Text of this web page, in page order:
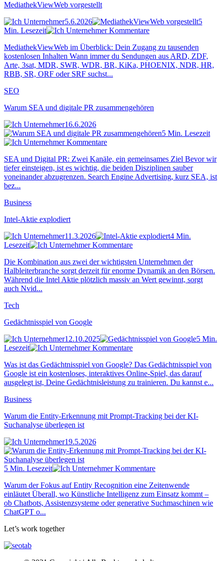
MediathekViewWeb vorgestellt
5.6.2026
5
Min. Lesezeit
Kommentare
MediathekViewWeb im Überblick: Dein Zugang zu tausenden
kostenlosen Inhalten Wann immer du Sendungen aus ARD, ZDF,
Arte, 3sat, MDR, SWR, WDR, BR, KiKa, PHOENIX, NDR, HR,
RBB, SR, ORF oder SRF suchst...
SEO
Warum SEA und digitale PR zusammengehören
16.6.2026
5 Min. Lesezeit
Kommentare
SEA und Digital PR: Zwei Kanäle, ein gemeinsames Ziel Bevor wir
tiefer einsteigen, ist es wichtig, die beiden Disziplinen sauber
voneinander abzugrenzen. Search Engine Advertising, kurz SEA, ist
bez...
Business
Intel-Aktie explodiert
11.3.2026
4 Min.
Lesezeit
Kommentare
Die Kombination aus zwei der wichtigsten Unternehmen der
Halbleiterbranche sorgt derzeit für enorme Dynamik an den Börsen.
Während die Intel Aktie plötzlich massiv an Wert gewinnt, sorgt
auch Nvid...
Tech
Gedächtnisspiel von Google
12.10.2025
5 Min.
Lesezeit
Kommentare
Was ist das Gedächtnisspiel von Google? Das Gedächtnisspiel von
Google ist ein kostenloses, interaktives Online-Spiel, das darauf
ausgelegt ist, Deine Gedächtnisleistung zu trainieren. Du kannst e...
Business
Warum die Entity-Erkennung mit Prompt-Tracking bei der KI-
Suchanalyse überlegen ist
19.5.2026
5 Min. Lesezeit
Kommentare
Warum der Fokus auf Entity Recognition eine Zeitenwende
einläutet Überall, wo Künstliche Intelligenz zum Einsatz kommt –
ob Chatbots, Assistenzsysteme oder generative Suchmaschinen wie
ChatGPT o...
Let’s work together